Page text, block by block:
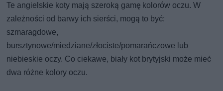
Te angielskie koty mają szeroką gamę kolorów oczu. W
zależności od barwy ich sierści, mogą to być:
szmaragdowe,
bursztynowe/miedziane/złociste/pomarańczowe lub
niebieskie oczy. Co ciekawe, biały kot brytyjski może mieć
dwa różne kolory oczu.